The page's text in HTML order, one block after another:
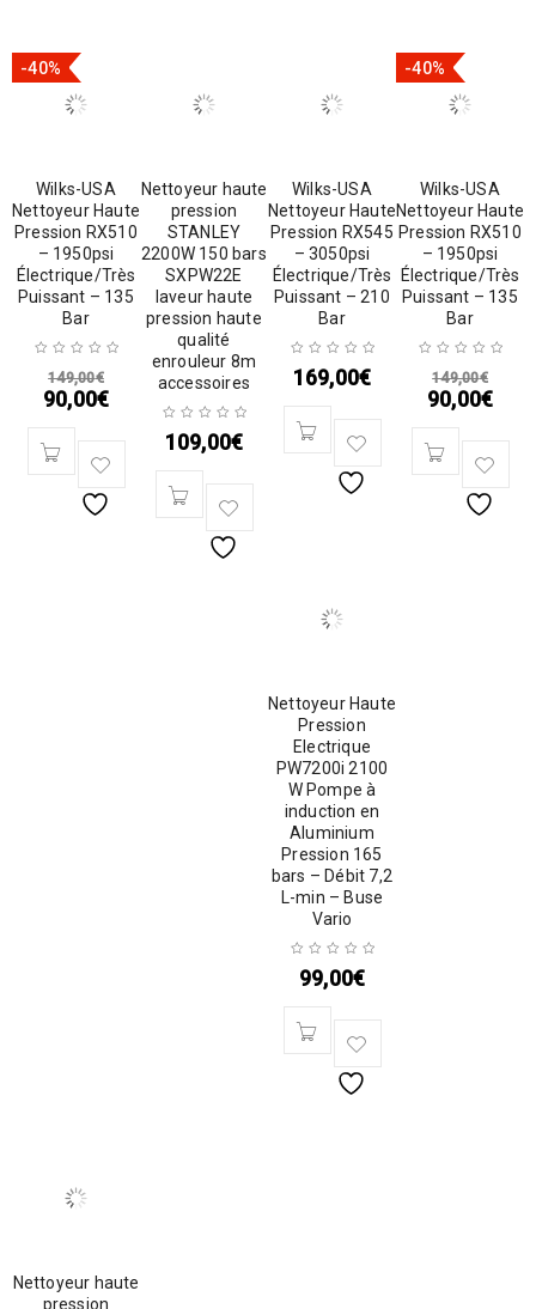
-40%
Wilks-USA
Nettoyeur Haute
Pression RX510
– 1950psi
Électrique/Très
Puissant – 135
Bar
149,00€
90,00€
Nettoyeur haute
pression
STANLEY
2200W 150 bars
SXPW22E
laveur haute
pression haute
qualité
enrouleur 8m
accessoires
109,00€
Wilks-USA
Nettoyeur Haute
Pression RX545
– 3050psi
Électrique/Très
Puissant – 210
Bar
169,00€
-40%
Wilks-USA
Nettoyeur Haute
Pression RX510
– 1950psi
Électrique/Très
Puissant – 135
Bar
149,00€
90,00€
Nettoyeur Haute
Pression
Electrique
PW7200i 2100
W Pompe à
induction en
Aluminium
Pression 165
bars – Débit 7,2
L-min – Buse
Vario
99,00€
Nettoyeur haute
pression